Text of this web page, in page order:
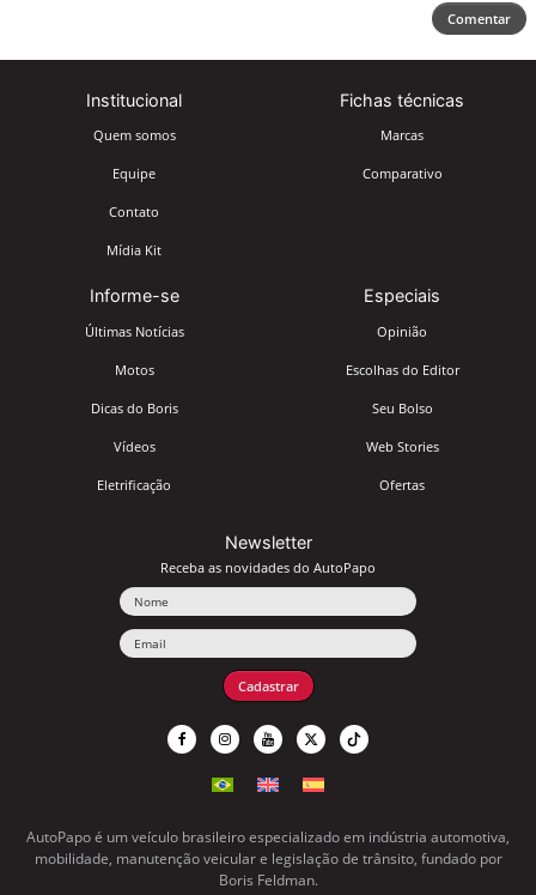
Comentar
Institucional
Quem somos
Equipe
Contato
Mídia Kit
Fichas técnicas
Marcas
Comparativo
Informe-se
Últimas Notícias
Motos
Dicas do Boris
Vídeos
Eletrificação
Especiais
Opinião
Escolhas do Editor
Seu Bolso
Web Stories
Ofertas
Newsletter
Receba as novidades do AutoPapo
Cadastrar
AutoPapo é um veículo brasileiro especializado em indústria automotiva,
mobilidade, manutenção veicular e legislação de trânsito, fundado por
Boris Feldman.